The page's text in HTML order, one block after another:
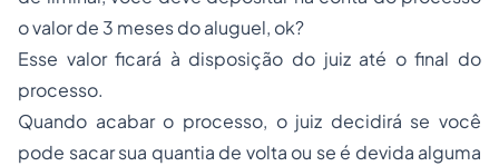
o valor de 3 meses do aluguel, ok?
Esse valor ficará à disposição do juiz até o final do
processo.
Quando acabar o processo, o juiz decidirá se você
pode sacar sua quantia de volta ou se é devida alguma